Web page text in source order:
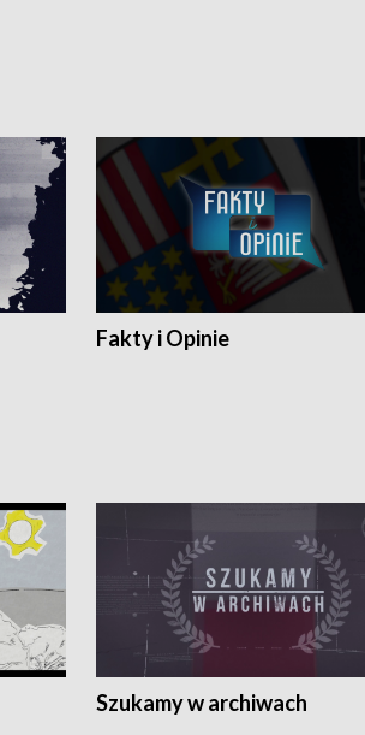
Fakty i Opinie
Szukamy w archiwach